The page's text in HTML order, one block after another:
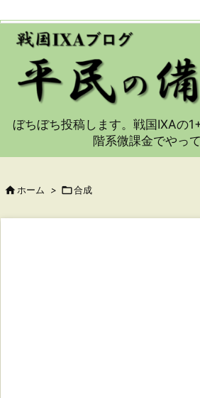
ぼちぼち投稿します。戦国IXAの
階系微課金でやっ
 ホーム > 合成